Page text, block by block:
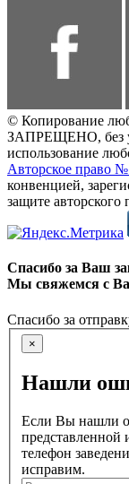
© Копирование
ЗАПРЕЩЕНО, без
использование
Авторское право №
конвенцией,
защите
Спасибо за Ваш
Мы свяжемся с
Спасибо за
×
Нашли
Если Вы нашли
представленной
телефон
исправим.